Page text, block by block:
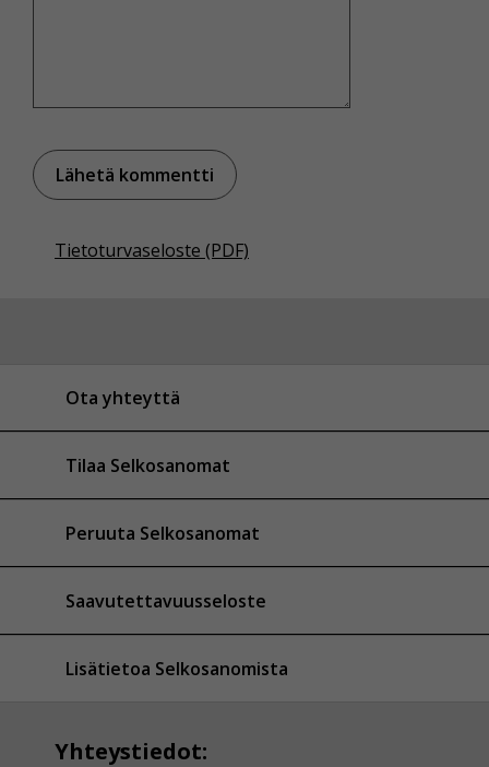
Tietoturvaseloste (PDF)
Ota yhteyttä
Tilaa Selkosanomat
Peruuta Selkosanomat
Saavutettavuusseloste
Lisätietoa Selkosanomista
Yhteystiedot: